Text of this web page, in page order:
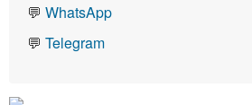
💬 WhatsApp
💬 Telegram